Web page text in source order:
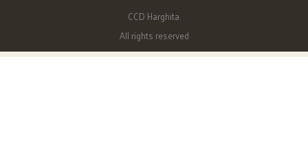
CCD Harghita.
All rights reserved